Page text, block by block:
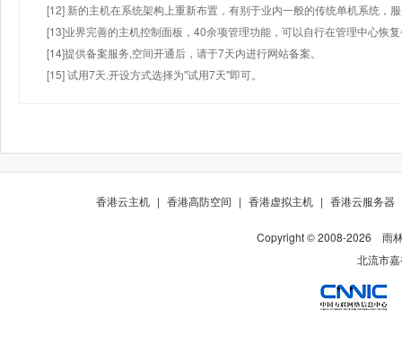
[12] 新的主机在系统架构上重新布置，有别于业内一般的传统单机系统，
[13]业界完善的主机控制面板，40余项管理功能，可以自行在管理中心恢
[14]提供备案服务,空间开通后，请于7天内进行网站备案。
[15] 试用7天.开设方式选择为"试用7天"即可。
香港云主机 | 香港高防空间 | 香港虚拟主机 | 香港云服务器
Copyright © 2008-2026
雨
北流市